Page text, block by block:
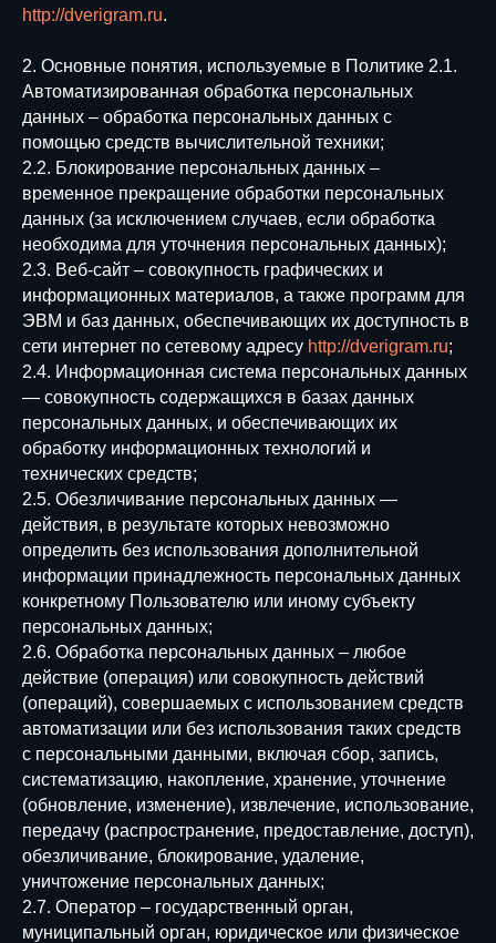
http://dverigram.ru.
2. Основные понятия, используемые в Политике 2.1.
Автоматизированная обработка персональных
данных – обработка персональных данных с
помощью средств вычислительной техники;
2.2. Блокирование персональных данных –
временное прекращение обработки персональных
данных (за исключением случаев, если обработка
необходима для уточнения персональных данных);
2.3. Веб-сайт – совокупность графических и
информационных материалов, а также программ для
ЭВМ и баз данных, обеспечивающих их доступность в
сети интернет по сетевому адресу http://dverigram.ru;
2.4. Информационная система персональных данных
— совокупность содержащихся в базах данных
персональных данных, и обеспечивающих их
обработку информационных технологий и
технических средств;
2.5. Обезличивание персональных данных —
действия, в результате которых невозможно
определить без использования дополнительной
информации принадлежность персональных данных
конкретному Пользователю или иному субъекту
персональных данных;
2.6. Обработка персональных данных – любое
действие (операция) или совокупность действий
(операций), совершаемых с использованием средств
автоматизации или без использования таких средств
с персональными данными, включая сбор, запись,
систематизацию, накопление, хранение, уточнение
(обновление, изменение), извлечение, использование,
передачу (распространение, предоставление, доступ),
обезличивание, блокирование, удаление,
уничтожение персональных данных;
2.7. Оператор – государственный орган,
муниципальный орган, юридическое или физическое